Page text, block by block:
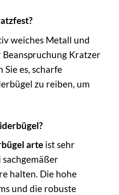
weiches Metall und
Kratzer
Sie es, scharfe
zu reiben, um
arte ist sehr
halten. Die hohe
und die robuste